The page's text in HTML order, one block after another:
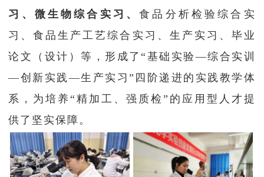
习、微生物综合实习、食品分析检验综合实
习、食品生产工艺综合实习、生产实习、毕业
论文（设计）等，形成了“基础实验—综合实训
—创新实践—生产实习”四阶递进的实践教学体
系，为培养“精加工、强质检”的应用型人才提
供了坚实保障。